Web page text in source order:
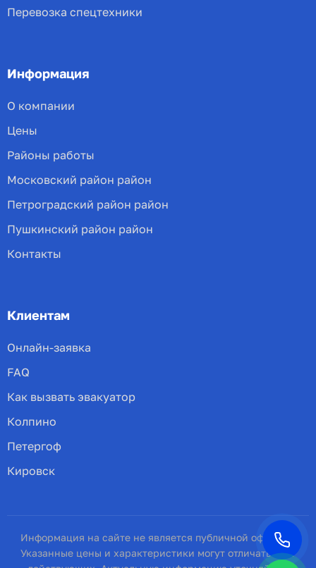
Перевозка спецтехники
Информация
О компании
Цены
Районы работы
Московский район район
Петроградский район район
Пушкинский район район
Контакты
Клиентам
Онлайн-заявка
FAQ
Как вызвать эвакуатор
Колпино
Петергоф
Кировск
Информация на сайте не является публичной офертой.
Указанные цены и характеристики могут отличаться от